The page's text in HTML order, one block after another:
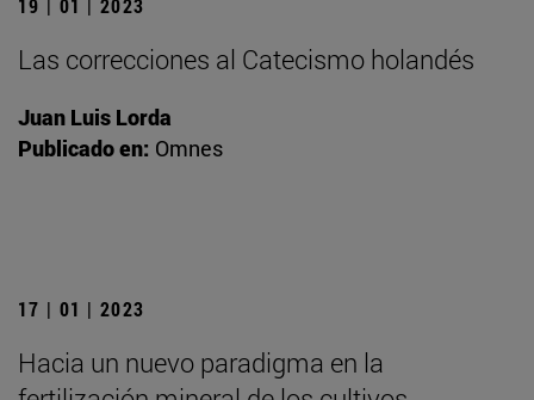
19 | 01 | 2023
Las correcciones al Catecismo holandés
Juan Luis Lorda
Publicado en: Omnes
17 | 01 | 2023
Hacia un nuevo paradigma en la